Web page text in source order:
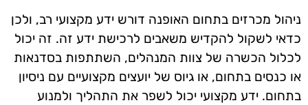
ניהול מכרזים בתחום האופנה דורש ידע מקצועי רב, ולכן
כדאי לשקול להקדיש משאבים לרכישת ידע זה. זה יכול
לכלול הכשרה של צוות המנהלים, השתתפות בסדנאות
או כנסים בתחום, או גיוס של יועצים מקצועיים עם ניסיון
בתחום. ידע מקצועי יכול לשפר את התהליך ולמנוע